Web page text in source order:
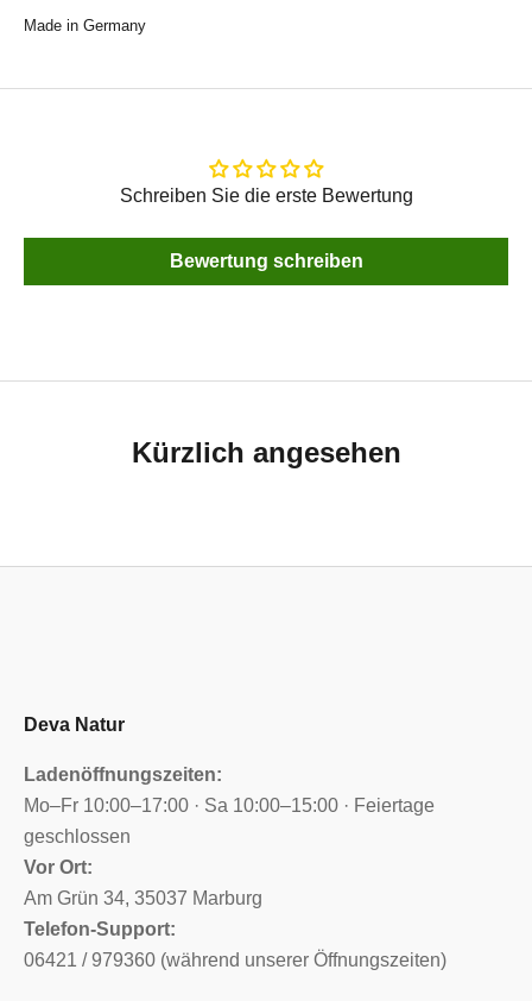
Made in Germany
Schreiben Sie die erste Bewertung
Bewertung schreiben
Kürzlich angesehen
Deva Natur
Ladenöffnungszeiten:
Mo–Fr 10:00–17:00 · Sa 10:00–15:00 · Feiertage
geschlossen
Vor Ort:
Am Grün 34, 35037 Marburg
Telefon-Support:
06421 / 979360 (während unserer Öffnungszeiten)